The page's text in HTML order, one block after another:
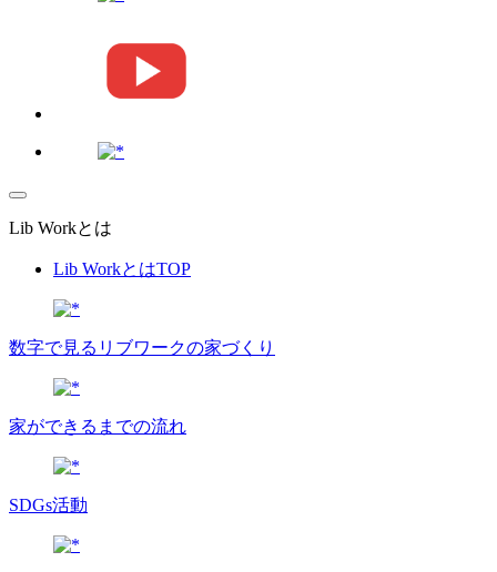
Lib Workとは
Lib WorkとはTOP
数字で⾒るリブワークの家づくり
家ができるまでの流れ
SDGs活動